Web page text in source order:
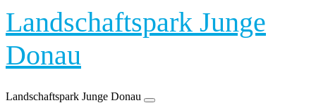
Landschaftspark Junge
Donau
Landschaftspark Junge Donau